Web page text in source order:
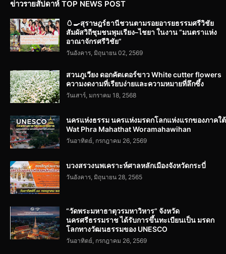
ข่าวรายสัปดาห์ TOP NEWS POST
🥚🍳สุราษฎร์ธานีชวนตามรอยอารยธรรมศรีวิชัย
สัมผัสวิถีชุมชนพุมเรียง–ไชยา ในงาน “มนตราแห่ง
อาณาจักรศรีวิชัย”
วันอังคาร, มิถุนายน 02, 2569
สวนภูเวียง ดอกคัตเตอร์ขาว White cutter flowers
ความงดงามที่เรียบง่ายและความหมายที่ลึกซึ้ง
วันเสาร์, มกราคม 18, 2568
นครแห่งธรรม นครแห่งมรดกโลกแห่งแรกของภาคใต้
Wat Phra Mahathat Woramahawihan
วันอาทิตย์, กรกฎาคม 26, 2569
บวงสรวงนพเคราะห์ศาลหลักเมืองจังหวัดกระบี่
วันอังคาร, มิถุนายน 28, 2565
“วัดพระมหาธาตุวรมหาวิหาร” จังหวัด
นครศรีธรรมราช ได้รับการขึ้นทะเบียนเป็น มรดก
โลกทางวัฒนธรรมของ UNESCO
วันอาทิตย์, กรกฎาคม 26, 2569